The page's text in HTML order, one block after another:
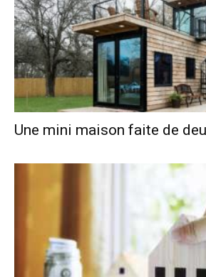
Une mini maison faite de